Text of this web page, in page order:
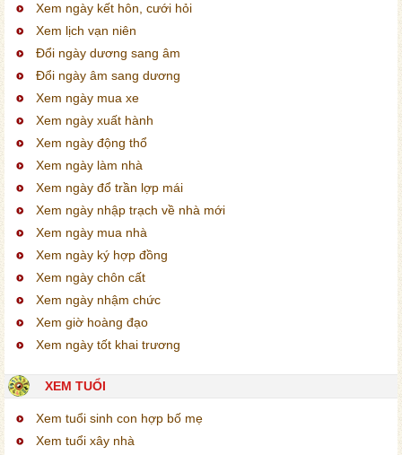
Xem ngày kết hôn, cưới hỏi
Xem lịch vạn niên
Đổi ngày dương sang âm
Đổi ngày âm sang dương
Xem ngày mua xe
Xem ngày xuất hành
Xem ngày động thổ
Xem ngày làm nhà
Xem ngày đổ trần lợp mái
Xem ngày nhập trạch về nhà mới
Xem ngày mua nhà
Xem ngày ký hợp đồng
Xem ngày chôn cất
Xem ngày nhậm chức
Xem giờ hoàng đạo
Xem ngày tốt khai trương
XEM TUỔI
Xem tuổi sinh con hợp bố mẹ
Xem tuổi xây nhà